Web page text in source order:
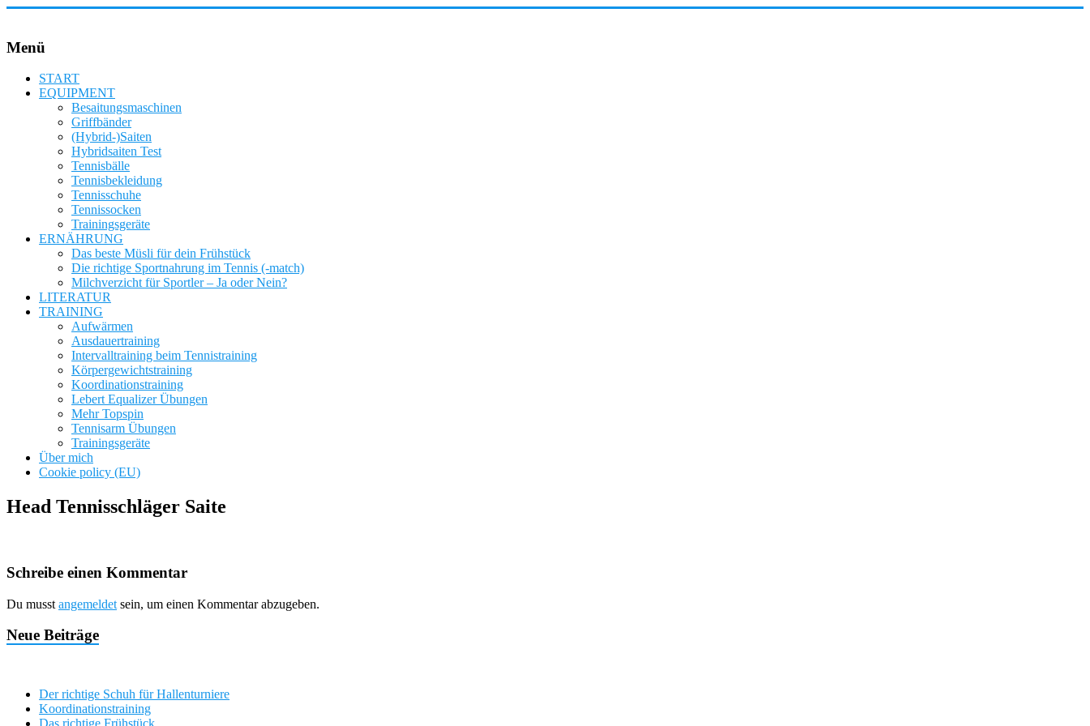
springen
Vier
Erfolg
Menü
START
EQUIPMENT
Besaitungsmaschinen
Griffbänder
(Hybrid-)Saiten
Hybridsaiten Test
Tennisbälle
Tennisbekleidung
Tennisschuhe
Tennissocken
Trainingsgeräte
ERNÄHRUNG
Das beste Müsli für dein Frühstück
Die richtige Sportnahrung im Tennis (-match)
Milchverzicht für Sportler – Ja oder Nein?
LITERATUR
TRAINING
Aufwärmen
Ausdauertraining
Intervalltraining beim Tennistraining
Körpergewichtstraining
Koordinationstraining
Lebert Equalizer Übungen
Mehr Topspin
Tennisarm Übungen
Trainingsgeräte
Über mich
Cookie policy (EU)
Head Tennisschläger Saite
Schreibe einen Kommentar
Du musst angemeldet sein, um einen Kommentar abzugeben.
Neue Beiträge
Der richtige Schuh für Hallenturniere
Koordinationstraining